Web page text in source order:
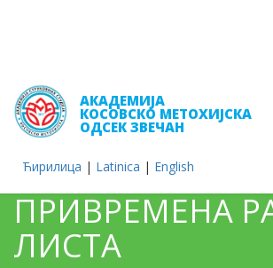
АКАДЕМИЈА
КОСОВСКО МЕТОХИЈСКА
ОДСЕК ЗВЕЧАН
Ћирилица | Latinica | English
ПРИВРЕМЕНА
ЛИСТА